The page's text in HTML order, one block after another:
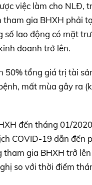
việc làm cho NLĐ,
tham gia BHXH phải
số lao động có mặt
doanh trở lên.
50% tổng giá trị tài
mất mùa gây ra
đến tháng 01/
COVID-19 dẫn đến
tham gia BHXH trở
so với thời điểm